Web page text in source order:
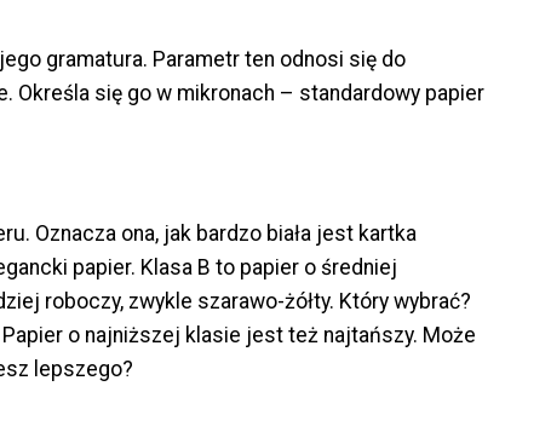
gramatura. Parametr ten odnosi się do
Określa się go w mikronach – standardowy papier
Oznacza ona, jak bardzo biała jest kartka
papier. Klasa B to papier o średniej
roboczy, zwykle szarawo-żółty. Który wybrać?
o najniższej klasie jest też najtańszy. Może
lepszego?